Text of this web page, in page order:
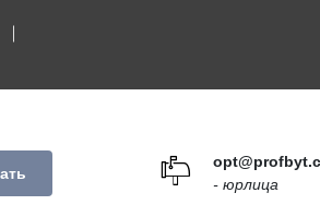
- юрлица